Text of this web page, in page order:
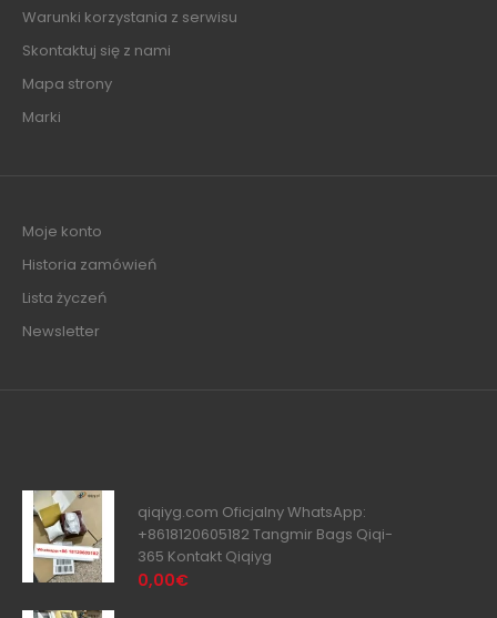
Warunki korzystania z serwisu
Skontaktuj się z nami
Mapa strony
Marki
Moje konto
Historia zamówień
Lista życzeń
Newsletter
qiqiyg.com Oficjalny WhatsApp:
+8618120605182 Tangmir Bags Qiqi-
365 Kontakt Qiqiyg
0,00€